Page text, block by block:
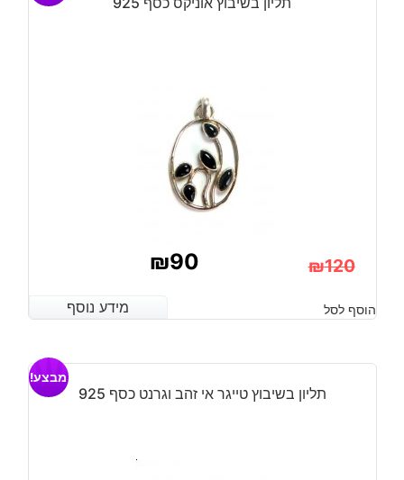
₪120
המקורי
היה:
₪120.
₪90
הנוכחי
הוא:
₪90.
מידע נוסף הוסף לסל מידע נוסף
תליון בשיבוץ טייגר אי זהב וגרנט כסף 925
מבצע!